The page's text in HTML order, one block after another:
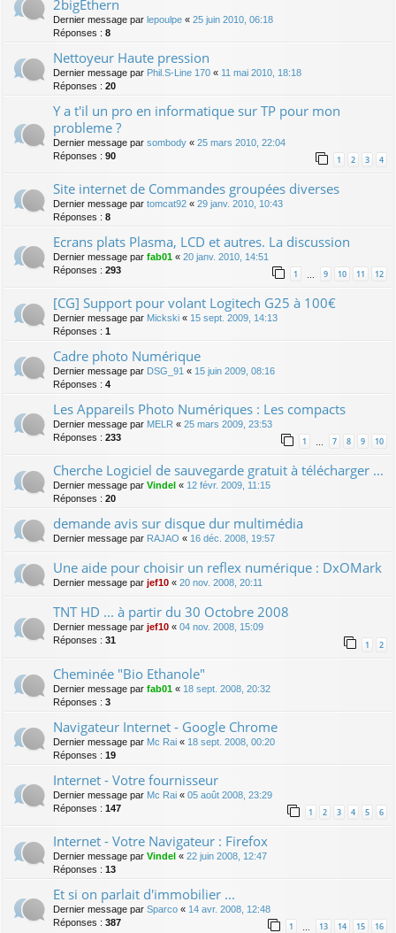
2bigEthern
Dernier message par lepoulpe « 25 juin 2010, 06:18
Réponses : 8
Nettoyeur Haute pression
Dernier message par Phil.S-Line 170 « 11 mai 2010, 18:18
Réponses : 20
Y a t'il un pro en informatique sur TP pour mon
probleme ?
Dernier message par sombody « 25 mars 2010, 22:04
Réponses : 90 1 2 3 4
Site internet de Commandes groupées diverses
Dernier message par tomcat92 « 29 janv. 2010, 10:43
Réponses : 8
Ecrans plats Plasma, LCD et autres. La discussion
Dernier message par fab01 « 20 janv. 2010, 14:51
Réponses : 293 1 … 9 10 11 12
[CG] Support pour volant Logitech G25 à 100€
Dernier message par Mickski « 15 sept. 2009, 14:13
Réponses : 1
Cadre photo Numérique
Dernier message par DSG_91 « 15 juin 2009, 08:16
Réponses : 4
Les Appareils Photo Numériques : Les compacts
Dernier message par MELR « 25 mars 2009, 23:53
Réponses : 233 1 … 7 8 9 10
Cherche Logiciel de sauvegarde gratuit à télécharger ...
Dernier message par Vindel « 12 févr. 2009, 11:15
Réponses : 20
demande avis sur disque dur multimédia
Dernier message par RAJAO « 16 déc. 2008, 19:57
Une aide pour choisir un reflex numérique : DxOMark
Dernier message par jef10 « 20 nov. 2008, 20:11
TNT HD ... à partir du 30 Octobre 2008
Dernier message par jef10 « 04 nov. 2008, 15:09
Réponses : 31 1 2
Cheminée "Bio Ethanole"
Dernier message par fab01 « 18 sept. 2008, 20:32
Réponses : 3
Navigateur Internet - Google Chrome
Dernier message par Mc Rai « 18 sept. 2008, 00:20
Réponses : 19
Internet - Votre fournisseur
Dernier message par Mc Rai « 05 août 2008, 23:29
Réponses : 147 1 2 3 4 5 6
Internet - Votre Navigateur : Firefox
Dernier message par Vindel « 22 juin 2008, 12:47
Réponses : 13
Et si on parlait d'immobilier ...
Dernier message par Sparco « 14 avr. 2008, 12:48
Réponses : 387 1 13 14 15 16